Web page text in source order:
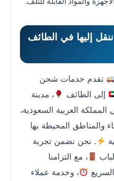
ننقل إليها في الطائف
تقدم خدمات شحن
إلى الطائف
، مدينة
العربية السعودية،
والمناطق المحيطة بها
. نحن نضمن تجربة
، مع التزامنا
، وخدمة عملاء